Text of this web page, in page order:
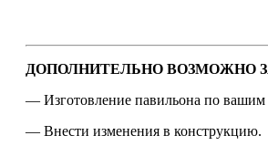
ДОПОЛНИТЕЛЬНО ВОЗМОЖНО
— Изготовление павильона по вашим
— Внести изменения в конструкцию.